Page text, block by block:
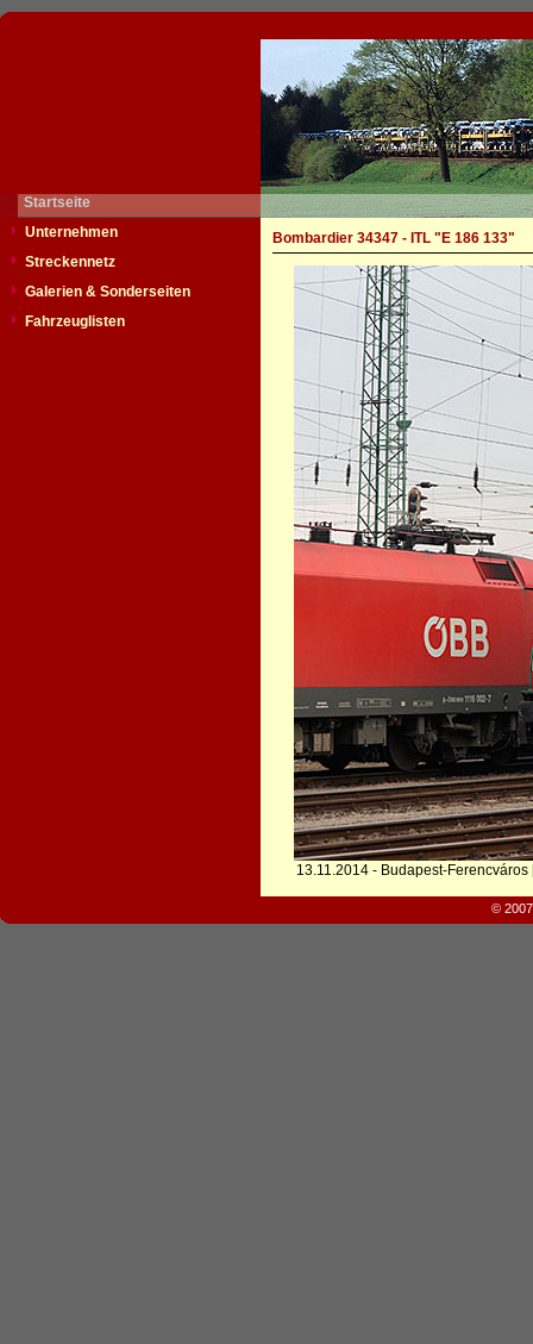
Startseite
Unternehmen
Streckennetz
Galerien & Sonderseiten
Fahrzeuglisten
Bombardier 34347 - ITL "E 186 133"
13.11.2014 - Budapest-Ferencváros
©